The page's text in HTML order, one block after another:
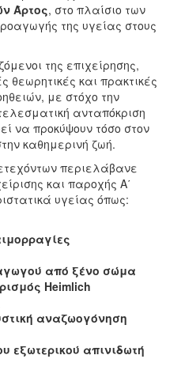
Άρτος, στο πλαίσιο των
της υγείας στους
της επιχείρησης,
θεωρητικές και πρακτικές
με στόχο την
ανταπόκριση
να προκύψουν τόσο στον
καθημερινή ζωή.
περιελάβανε
και παροχής Α΄
υγείας όπως:
από ξένο σώμα
Heimlich
αναζωογόνηση
εξωτερικού απινιδωτή